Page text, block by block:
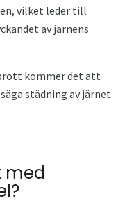
vilket leder till
av järnens
kommer det att
städning av järnet
med